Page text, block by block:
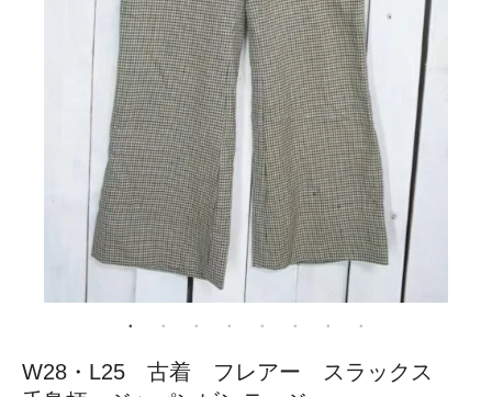
W28・L25 古着 フレアー スラックス